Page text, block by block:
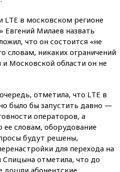
LTE в московском регионе
Евгений Милаев назвать
что он состоится «не
словам, никаких ограничений
Московской области он не
отметила, что LTE в
было бы запустить давно —
операторов, а
словам, оборудование
будут решены,
для перехода на
отметила, что до